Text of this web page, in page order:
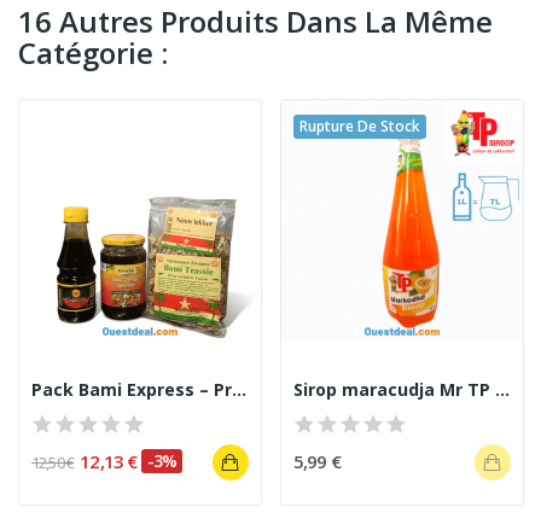
16 Autres Produits Dans La Même
Catégorie :
Pack Bami Express – Prêt en 5 Minutes
12,50 € 12,13 € -3%
Rupture De Stock
Sirop maracudja Mr TP 1 L
5,99 €